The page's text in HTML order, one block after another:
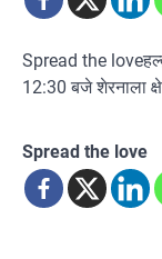
Spread the
12:30 बजे शेरनाला
Spread the love